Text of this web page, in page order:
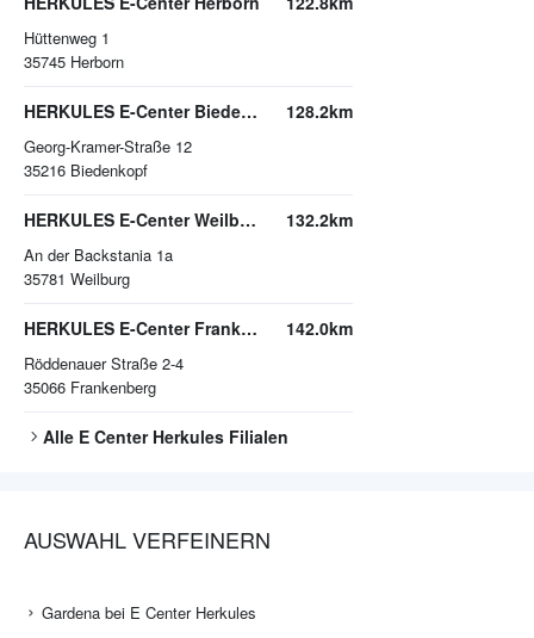
Hüttenweg 1
35745 Herborn
HERKULES E-Center Biedenkopf
Georg-Kramer-Straße 12
35216 Biedenkopf
128.2km
HERKULES E-Center Weilburg
An der Backstania 1a
35781 Weilburg
132.2km
HERKULES E-Center Frankenberg
Röddenauer Straße 2-4
35066 Frankenberg
142.0km
Alle E Center Herkules Filialen
AUSWAHL VERFEINERN
Gardena bei E Center Herkules